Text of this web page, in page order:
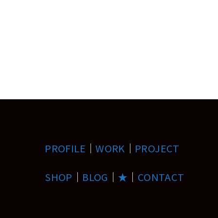
PROFILE ｜WORK ｜ PROJECT
SHOP ｜ BLOG ｜ ★ ｜ CONTACT